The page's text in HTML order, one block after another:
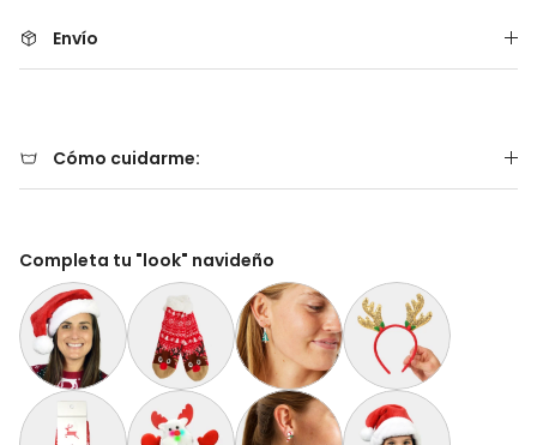
Envío
Cómo cuidarme:
Completa tu "look" navideño
Gorro Navideño Santa Claus Suave y Gordito para Adultos
Calcetas Navideñas Afelpadas Rojos Cenefas y
Aretes de Navidad Árbol de Navidad
Diadema Navideña de